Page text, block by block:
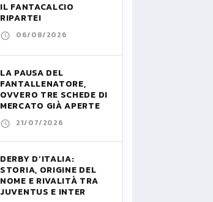
IL FANTACALCIO
RIPARTE!
06/08/2026
LA PAUSA DEL
FANTALLENATORE,
OVVERO TRE SCHEDE DI
MERCATO GIÀ APERTE
21/07/2026
DERBY D’ITALIA:
STORIA, ORIGINE DEL
NOME E RIVALITÀ TRA
JUVENTUS E INTER